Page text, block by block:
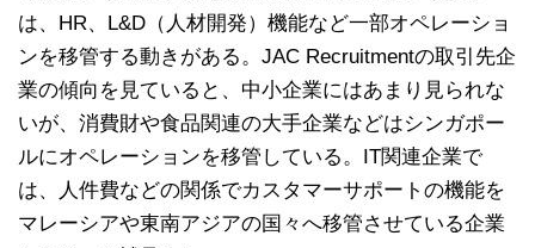
は、HR、L&D（人材開発）機能など一部オペレーショ
ンを移管する動きがある。JAC Recruitmentの取引先企
業の傾向を見ていると、中小企業にはあまり見られな
いが、消費財や食品関連の大手企業などはシンガポー
ルにオペレーションを移管している。IT関連企業で
は、人件費などの関係でカスタマーサポートの機能を
マレーシアや東南アジアの国々へ移管させている企業